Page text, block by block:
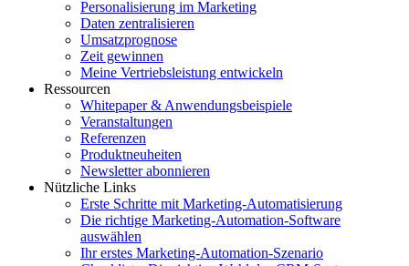
Personalisierung im Marketing
Daten zentralisieren
Umsatzprognose
Zeit gewinnen
Meine Vertriebsleistung entwickeln
Ressourcen
Whitepaper & Anwendungsbeispiele
Veranstaltungen
Referenzen
Produktneuheiten
Newsletter abonnieren
Nützliche Links
Erste Schritte mit Marketing-Automatisierung
Die richtige Marketing-Automation-Software
auswählen
Ihr erstes Marketing-Automation-Szenario